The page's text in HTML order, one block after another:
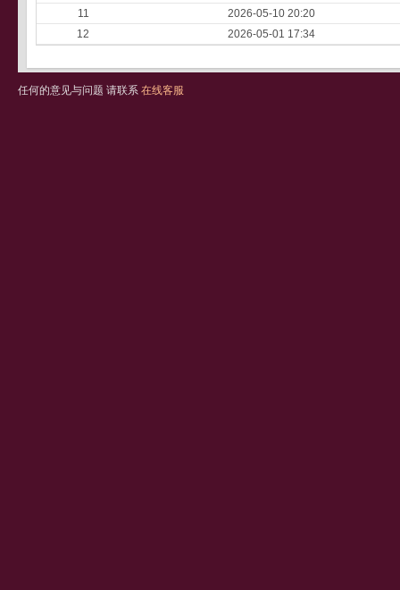
11
2026-05-10 20:20
12
2026-05-01 17:34
任何的意见与问题 请联系 在线客服